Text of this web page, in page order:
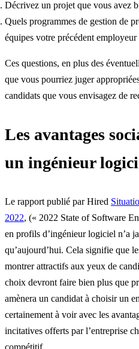
Décrivez un projet que vous avez
Quels programmes de gestion de
équipes votre précédent
Ces questions, en plus des
que vous pourriez juger
candidats que vous envisagez de
Les avantages
un ingénieur
Le rapport publié par Hired
2022, (« 2022 State of Software
en profils d’ingénieur logiciel n’a
qu’aujourd’hui. Cela signifie que
montrer attractifs aux yeux de
choix devront faire bien plus que
amènera un candidat à choisir un
certainement à voir avec les
incitatives offerts par l’entreprise
compétitif.